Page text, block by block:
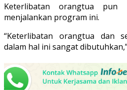
Keterlibatan orangtua pun
menjalankan program ini.
“Keterlibatan orangtua dan
dalam hal ini sangat